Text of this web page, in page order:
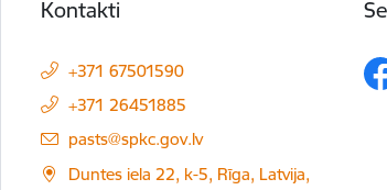
Kontakti
+371 67501590
+371 26451885
E-pasts:
pasts@spkc.gov.lv
Duntes iela 22, k-5, Rīga, Latvija,